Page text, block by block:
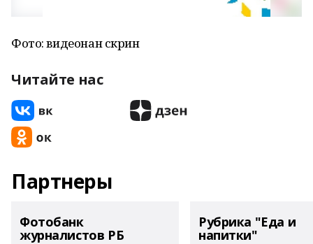
Фото: видеонан скрин
Читайте нас
Партнеры
Фотобанк
журналистов РБ
Рубрика "Еда и
напитки"